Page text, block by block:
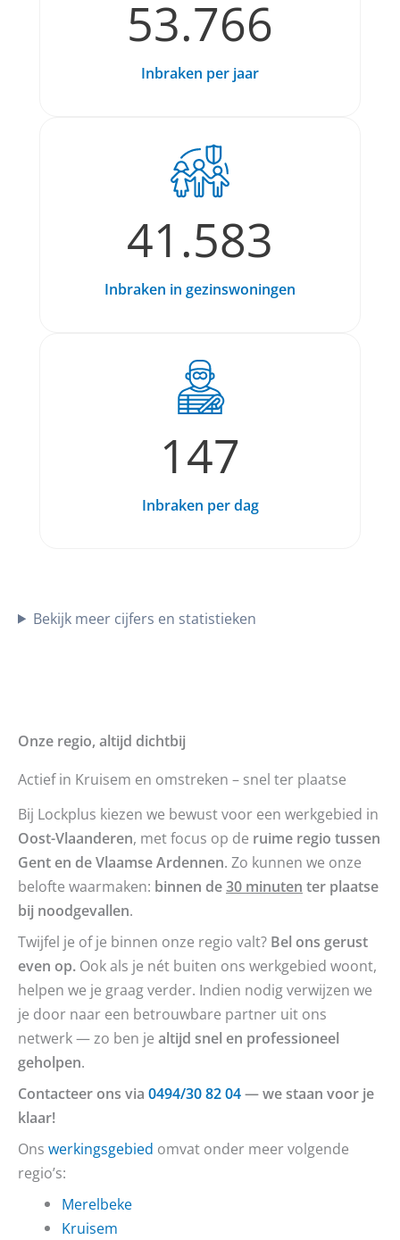
53.766
Inbraken per jaar
41.583
Inbraken in gezinswoningen
147
Inbraken per dag
Bekijk meer cijfers en statistieken
Onze regio, altijd dichtbij
Actief in Kruisem en omstreken – snel ter plaatse
Bij Lockplus kiezen we bewust voor een werkgebied in
Oost-Vlaanderen, met focus op de ruime regio tussen
Gent en de Vlaamse Ardennen. Zo kunnen we onze
belofte waarmaken: binnen de30 minuten ter plaatse
bij noodgevallen.
Twijfel je of je binnen onze regio valt? Bel ons gerust
even op. Ook als je nét buiten ons werkgebied woont,
helpen we je graag verder. Indien nodig verwijzen we
je door naar een betrouwbare partner uit ons
netwerk — zo ben je altijd snel en professioneel
geholpen.
Contacteer ons via 0494/30 82 04— we staan voor je
klaar!
Ons werkingsgebied omvat onder meer volgende
regio’s:
Merelbeke
Kruisem